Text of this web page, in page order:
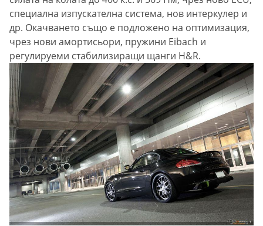
специална изпускателна система, нов интеркулер и
др. Окачването също е подложено на оптимизация,
чрез нови амортисьори, пружини Eibach и
регулируеми стабилизиращи щанги H&R.